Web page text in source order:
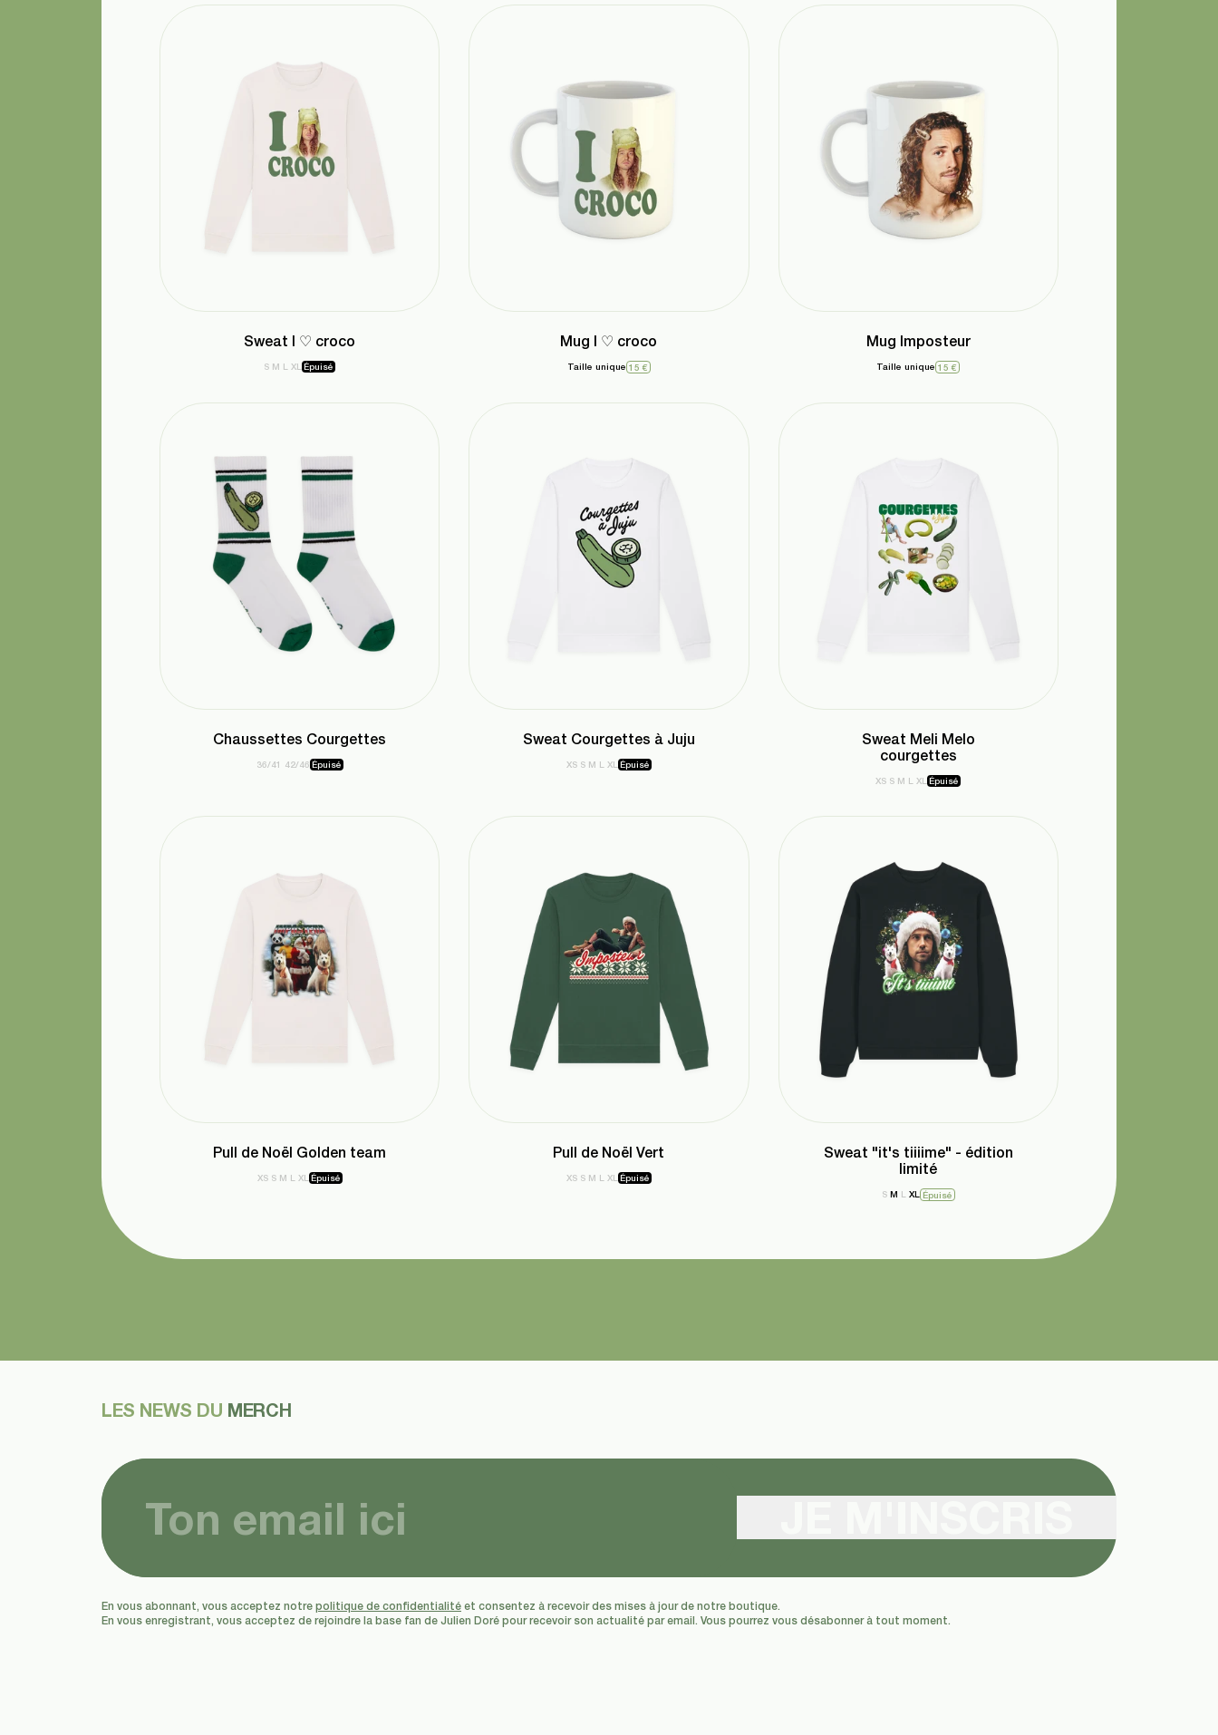
Sweat I ♡ croco
S M LXLÉpuisé
Mug I ♡ croco
Taille unique 15 €
Mug Imposteur
Taille unique 15 €
Chaussettes Courgettes
36/41 42/46 Épuisé
Sweat Courgettes à Juju
XS S M L XL Épuisé
Sweat Meli Melo
courgettes
XS S M LXLÉpuisé
Pull de Noël Golden team
XS S M L XL Épuisé
Pull de Noël Vert
XS S M L XL Épuisé
Sweat "it's tiiiime" - édition
limité
S M L XL Épuisé
LES NEWS DU MERCH
En vous abonnant, vous acceptez notre politique de confidentialité et consentez à recevoir des mises à jour de notre boutique.
En vous enregistrant, vous acceptez de rejoindre la base fan de Julien Doré pour recevoir son actualité par email. Vous pourrez vous désabonner à tout moment.